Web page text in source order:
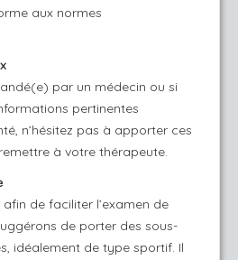
aux normes
par un médecin ou si
pertinentes
n’hésitez pas à apporter ces
à votre thérapeute.
de faciliter l’examen de
de porter des sous-
idéalement de type sportif. Il